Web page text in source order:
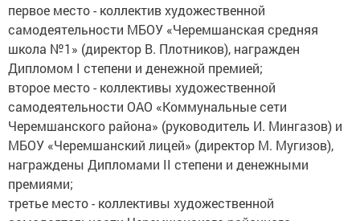
первое место - коллектив художественной
самодеятельности МБОУ «Черемшанская средняя
школа №1» (директор В. Плотников), награжден
Дипломом I степени и денежной премией;
второе место - коллективы художественной
самодеятельности ОАО «Коммунальные сети
Черемшанского района» (руководитель И. Мингазов) и
МБОУ «Черемшанский лицей» (директор М. Мугизов),
награждены Дипломами II степени и денежными
премиями;
третье место - коллективы художественной